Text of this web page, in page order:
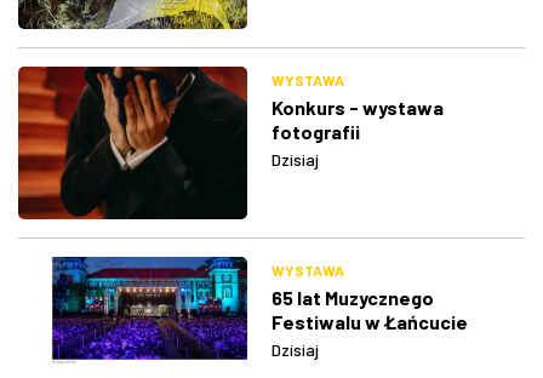
WYSTAWA
Konkurs - wystawa
fotografii
Dzisiaj
WYSTAWA
65 lat Muzycznego
Festiwalu w Łańcucie
Dzisiaj